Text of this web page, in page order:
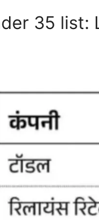
35 list: